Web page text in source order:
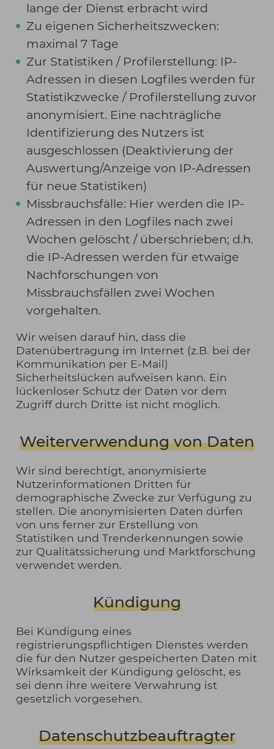
lange der Dienst erbracht wird
Zu eigenen Sicherheitszwecken:
maximal 7 Tage
Zur Statistiken / Profilerstellung: IP-
Adressen in diesen Logfiles werden für
Statistikzwecke / Profilerstellung zuvor
anonymisiert. Eine nachträgliche
Identifizierung des Nutzers ist
ausgeschlossen (Deaktivierung der
Auswertung/Anzeige von IP-Adressen
für neue Statistiken)
Missbrauchsfälle: Hier werden die IP-
Adressen in den Logfiles nach zwei
Wochen gelöscht / überschrieben; d.h.
die IP-Adressen werden für etwaige
Nachforschungen von
Missbrauchsfällen zwei Wochen
vorgehalten.
Wir weisen darauf hin, dass die
Datenübertragung im Internet (z.B. bei der
Kommunikation per E-Mail)
Sicherheitslücken aufweisen kann. Ein
lückenloser Schutz der Daten vor dem
Zugriff durch Dritte ist nicht möglich.
Weiterverwendung von Daten
Wir sind berechtigt, anonymisierte
Nutzerinformationen Dritten für
demographische Zwecke zur Verfügung zu
stellen. Die anonymisierten Daten dürfen
von uns ferner zur Erstellung von
Statistiken und Trenderkennungen sowie
zur Qualitätssicherung und Marktforschung
verwendet werden.
Kündigung
Bei Kündigung eines
registrierungspflichtigen Dienstes werden
die für den Nutzer gespeicherten Daten mit
Wirksamkeit der Kündigung gelöscht, es
sei denn ihre weitere Verwahrung ist
gesetzlich vorgesehen.
Datenschutzbeauftragter